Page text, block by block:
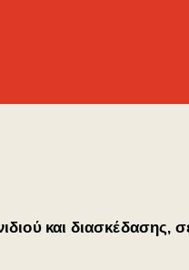
και διασκέδασης,